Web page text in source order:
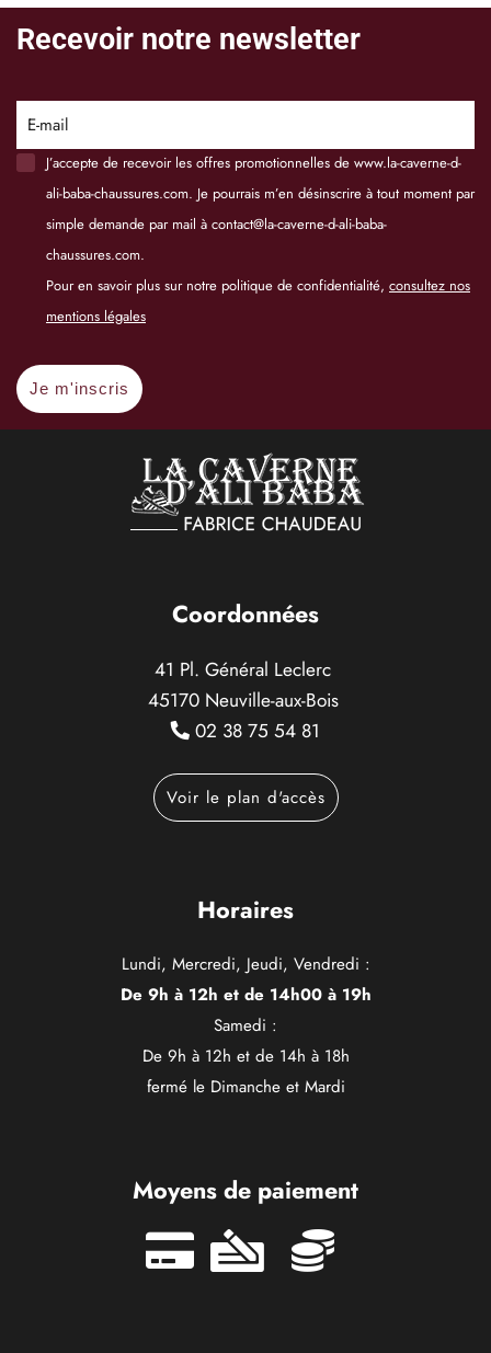
Recevoir notre newsletter
E-mail
J’accepte de recevoir les offres promotionnelles de www.la-caverne-d-
ali-baba-chaussures.com. Je pourrais m’en désinscrire à tout moment par
simple demande par mail à contact@la-caverne-d-ali-baba-
chaussures.com.
Pour en savoir plus sur notre politique de confidentialité, consultez nos
mentions légales
Je m'inscris
Coordonnées
41 Pl. Général Leclerc
45170 Neuville-aux-Bois
02 38 75 54 81
Voir le plan d'accès
Horaires
Lundi, Mercredi, Jeudi, Vendredi :
De 9h à 12h et de 14h00 à 19h
Samedi :
De 9h à 12h et de 14h à 18h
fermé le Dimanche et Mardi
Moyens de paiement